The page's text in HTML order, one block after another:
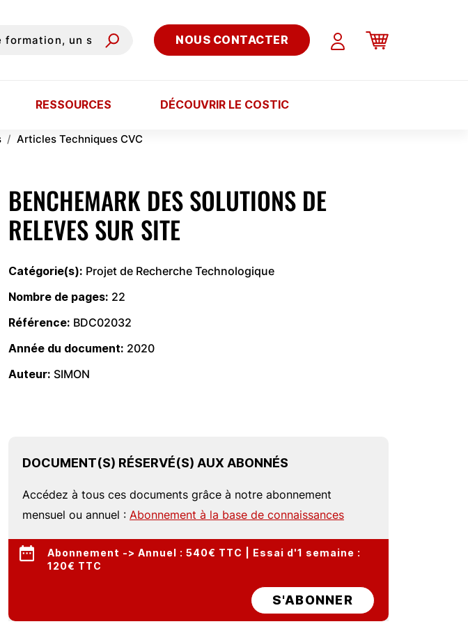
NOUS CONTACTER
RESSOURCES DÉCOUVRIR LE COSTIC
Articles Techniques CVC
BENCHEMARK DES SOLUTIONS DE
RELEVES SUR SITE
Catégorie(s) Projet de Recherche Technologique
Nombre de pages 22
Référence BDC02032
Année du document 2020
Auteur SIMON
DOCUMENT(S) RÉSERVÉ(S) AUX ABONNÉS
Accédez à tous ces documents grâce à notre abonnement
mensuel ou annuel : Abonnement à la base de connaissances
Abonnement -> Annuel : 540€ TTC | Essai d'1 semaine :
120€ TTC
S'ABONNER